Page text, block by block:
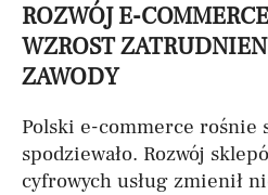
ROZWÓJ E-
WZROST
ZAWODY
Polski e-commerce rośnie
spodziewało. Rozwój
cyfrowych usług zmienił